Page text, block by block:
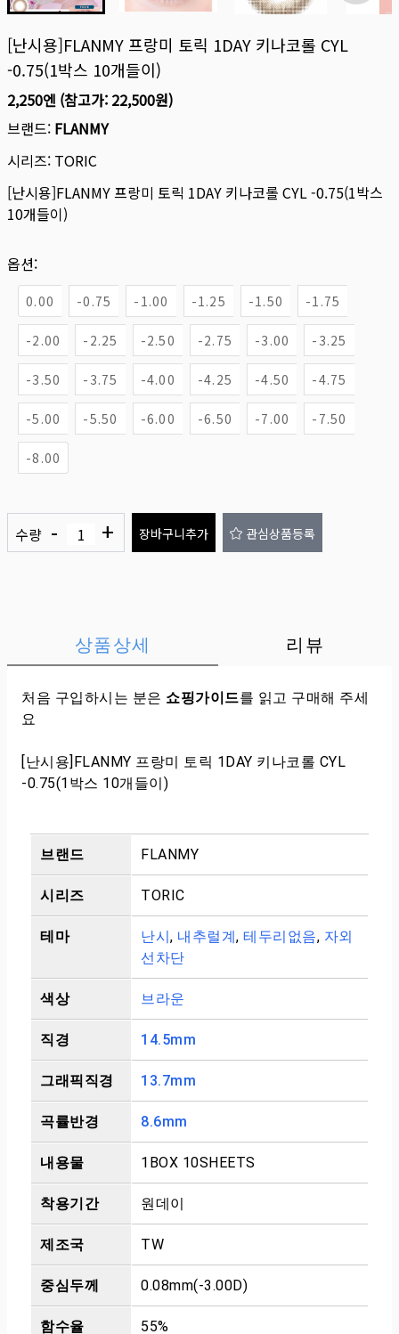
[난시용]FLANMY 프랑미 토릭 1DAY 키나코롤 CYL
-0.75(1박스 10개들이)
2,250엔 (참고가: 22,500원)
브랜드: FLANMY
시리즈: TORIC
[난시용]FLANMY 프랑미 토릭 1DAY 키나코롤 CYL -0.75(1박스
10개들이)
옵션:
0.00 -0.75 -1.00 -1.25 -1.50 -1.75
-2.00 -2.25 -2.50 -2.75 -3.00 -3.25
-3.50 -3.75 -4.00 -4.25 -4.50 -4.75
-5.00 -5.50 -6.00 -6.50 -7.00 -7.50
-8.00
수량 - + 장바구니추가 관심상품등록
상품상세 리뷰
처음 구입하시는 분은 쇼핑가이드를 읽고 구매해 주세
요
[난시용]FLANMY 프랑미 토릭 1DAY 키나코롤 CYL
-0.75(1박스 10개들이)
브랜드 FLANMY
시리즈 TORIC
테마 난시, 내추럴계, 테두리없음, 자외
선차단
색상 브라운
직경 14.5mm
그래픽직경 13.7mm
곡률반경 8.6mm
내용물 1BOX 10SHEETS
착용기간 원데이
제조국 TW
중심두께 0.08mm(-3.00D)
함수율 55%